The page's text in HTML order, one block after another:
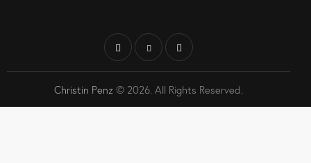
Christin Penz © 2026. All Rights Reserved.